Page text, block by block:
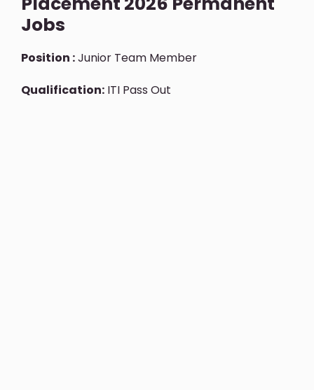
Jobs
Position :Junior Team Member
Qualification: ITI Pass Out